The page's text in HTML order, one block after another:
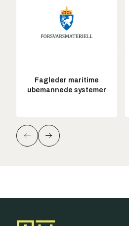
Fagleder maritime
ubemannede systemer